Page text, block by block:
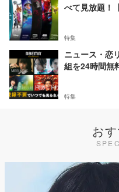
べて見放題！
特集
ニュース・恋
組を24時間無
特集
お